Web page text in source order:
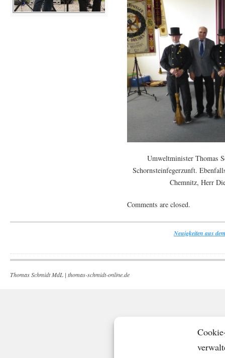
Umweltminister Thomas
Schornsteinfegerzunft.
Chemnitz, Herr
Comments are closed.
Neuigkeiten aus
Thomas Schmidt MdL | thomas-schmidt-online.de